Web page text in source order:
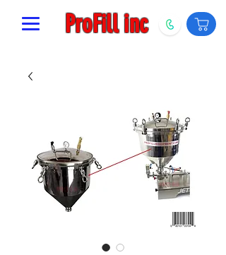
ProFill inc